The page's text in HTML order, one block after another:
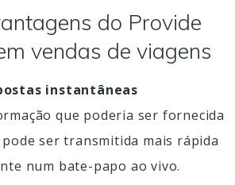
do Provide
vendas de viagens
instantâneas
que poderia ser fornecida
ser transmitida mais rápida
num bate-papo ao vivo.